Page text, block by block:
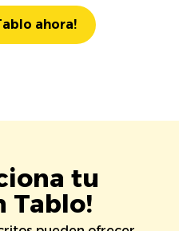
ahora!
tu
Tablo!